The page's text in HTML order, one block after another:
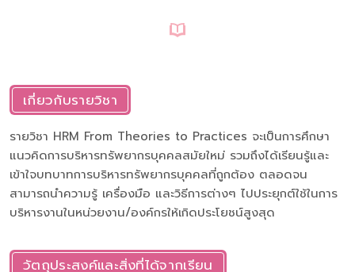
เกี่ยวกับรายวิชา
รายวิชา HRM From Theories to Practices จะเป็นการศึกษา
แนวคิดการบริหารทรัพยากรบุคคลสมัยใหม่ รวมถึงได้เรียนรู้และ
เข้าใจบทบาทการบริหารทรัพยากรบุคคลที่ถูกต้อง ตลอดจน
สามารถนำความรู้ เครื่องมือ และวิธีการต่างๆ ไปประยุกต์ใช้ในการ
บริหารงานในหน่วยงาน/องค์กรให้เกิดประโยชน์สูงสุด
วัตถุประสงค์และสิ่งที่ได้จากเรียน